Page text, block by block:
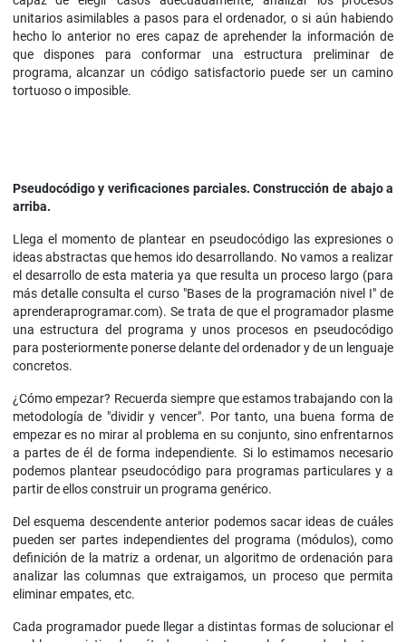
unitarios asimilables a pasos para el ordenador, o si aún habiendo
hecho lo anterior no eres capaz de aprehender la información de
que dispones para conformar una estructura preliminar de
programa, alcanzar un código satisfactorio puede ser un camino
tortuoso o imposible.
Pseudocódigo y verificaciones parciales. Construcción de abajo a
arriba.
Llega el momento de plantear en pseudocódigo las expresiones o
ideas abstractas que hemos ido desarrollando. No vamos a realizar
el desarrollo de esta materia ya que resulta un proceso largo (para
más detalle consulta el curso "Bases de la programación nivel I" de
aprenderaprogramar.com). Se trata de que el programador plasme
una estructura del programa y unos procesos en pseudocódigo
para posteriormente ponerse delante del ordenador y de un lenguaje
concretos.
¿Cómo empezar? Recuerda siempre que estamos trabajando con la
metodología de "dividir y vencer". Por tanto, una buena forma de
empezar es no mirar al problema en su conjunto, sino enfrentarnos
a partes de él de forma independiente. Si lo estimamos necesario
podemos plantear pseudocódigo para programas particulares y a
partir de ellos construir un programa genérico.
Del esquema descendente anterior podemos sacar ideas de cuáles
pueden ser partes independientes del programa (módulos), como
definición de la matriz a ordenar, un algoritmo de ordenación para
analizar las columnas que extraigamos, un proceso que permita
eliminar empates, etc.
Cada programador puede llegar a distintas formas de solucionar el